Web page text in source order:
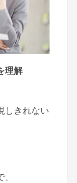
理解
しきれない